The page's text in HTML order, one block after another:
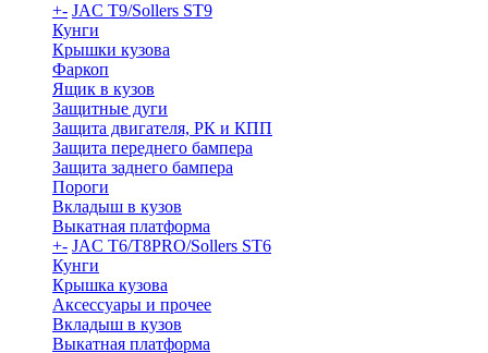
+- JAC T9/Sollers ST9
Кунги
Крышки кузова
Фаркоп
Ящик в кузов
Защитные дуги
Защита двигателя, РК и КПП
Защита переднего бампера
Защита заднего бампера
Пороги
Вкладыш в кузов
Выкатная платформа
+- JAC T6/T8PRO/Sollers ST6
Кунги
Крышка кузова
Аксессуары и прочее
Вкладыш в кузов
Выкатная платформа